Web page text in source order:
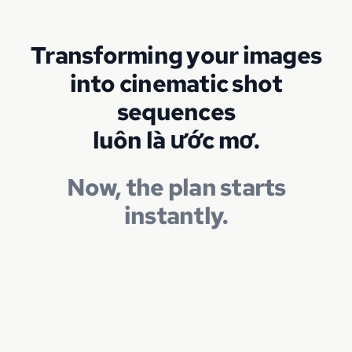
Transforming your images
into cinematic shot
sequences
luôn là ước mơ.
Now, the plan starts
instantly.